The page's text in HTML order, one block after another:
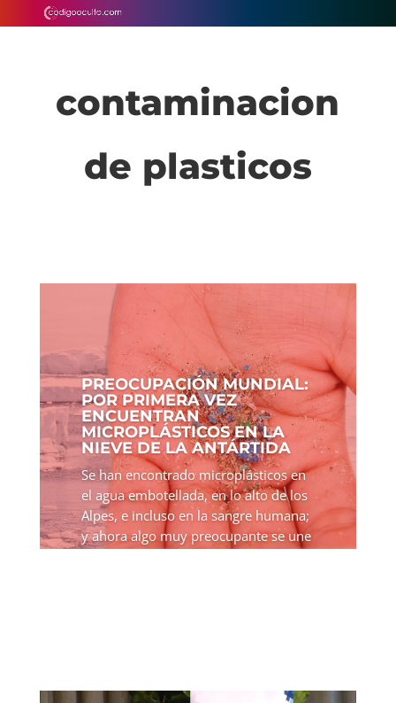
contaminacion
de plasticos
PREOCUPACIÓN MUNDIAL:
POR PRIMERA VEZ
ENCUENTRAN
MICROPLÁSTICOS EN LA
NIEVE DE LA ANTÁRTIDA
Se han encontrado microplásticos en
el agua embotellada, en lo alto de los
Alpes, e incluso en la sangre humana;
y ahora algo muy preocupante se une